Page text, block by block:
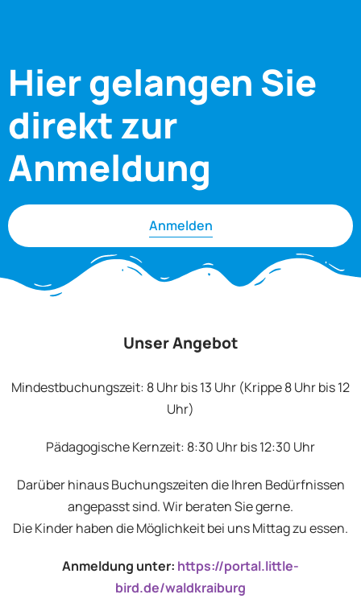
Hier gelangen Sie
direkt zur
Anmeldung
Anmelden
Unser Angebot
Mindestbuchungszeit: 8 Uhr bis 13 Uhr (Krippe 8 Uhr bis 12
Uhr)
Pädagogische Kernzeit: 8:30 Uhr bis 12:30 Uhr
Darüber hinaus Buchungszeiten die Ihren Bedürfnissen
angepasst sind. Wir beraten Sie gerne.
Die Kinder haben die Möglichkeit bei uns Mittag zu essen.
Anmeldung unter: https://portal.little-
bird.de/waldkraiburg